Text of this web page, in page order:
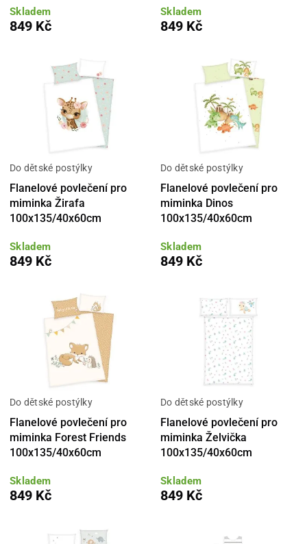
Skladem
849 Kč
Skladem
849 Kč
Do dětské postýlky
Flanelové povlečení pro
miminka Žirafa
100x135/40x60cm
Skladem
849 Kč
Do dětské postýlky
Flanelové povlečení pro
miminka Dinos
100x135/40x60cm
Skladem
849 Kč
Do dětské postýlky
Flanelové povlečení pro
miminka Forest Friends
100x135/40x60cm
Skladem
849 Kč
Do dětské postýlky
Flanelové povlečení pro
miminka Želvička
100x135/40x60cm
Skladem
849 Kč